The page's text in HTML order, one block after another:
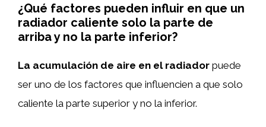
¿Qué factores pueden influir en que un
radiador caliente solo la parte de
arriba y no la parte inferior?
La acumulación de aire en el radiador puede
ser uno de los factores que influencien a que solo
caliente la parte superior y no la inferior.